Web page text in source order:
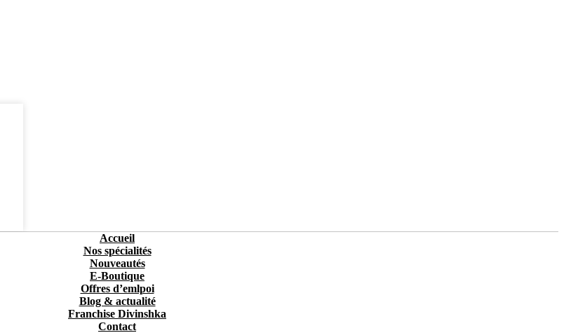
Accueil
Nos spécialités
Nouveautés
E-Boutique
Offres d’emlpoi
Blog & actualité
Franchise Divinshka
Contact